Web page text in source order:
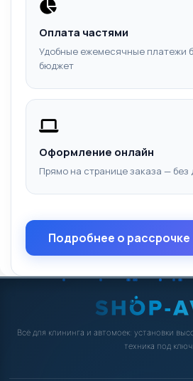
Оплата частями
Удобные ежемесячные платежи
бюджет
Оформление онлайн
Прямо на странице заказа — без
Подробнее о
Всё для клининга и автомоек: установки
техника под ключ.